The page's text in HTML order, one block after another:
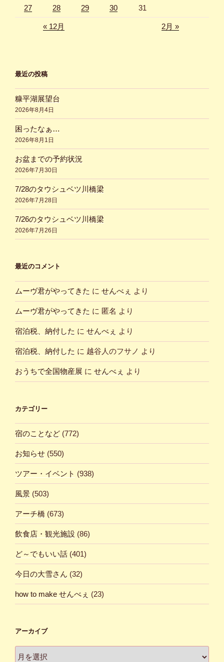
27 28 29 30 31
« 12月 2月 »
最近の投稿
糠平湖展望台
2026年8月4日
困ったなぁ…
2026年8月1日
お盆までの予約状況
2026年7月30日
7/28のタウシュベツ川橋梁
2026年7月28日
7/26のタウシュベツ川橋梁
2026年7月26日
最近のコメント
ムーヴ君がやってきた に せんべぇ より
ムーヴ君がやってきた に 匿名 より
宿泊税、納付した に せんべぇ より
宿泊税、納付した に 越谷人のフサノ より
おうちで全国物産展 に せんべぇ より
カテゴリー
宿のことなど (772)
お知らせ (550)
ツアー・イベント (938)
風景 (503)
アーチ橋 (673)
飲食店・観光施設 (86)
ど～でもいい話 (401)
今日の大雪さん (32)
how to make せんべぇ (23)
アーカイブ